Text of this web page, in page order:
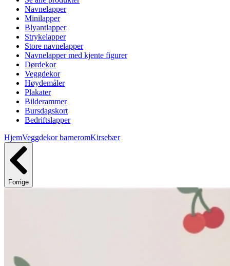
Navnelapper
Minilapper
Blyantlapper
Strykelapper
Store navnelapper
Navnelapper med kjente figurer
Dørdekor
Veggdekor
Høydemåler
Plakater
Bilderammer
Bursdagskort
Bedriftslapper
HjemVeggdekor barneromKirsebær
Forrige